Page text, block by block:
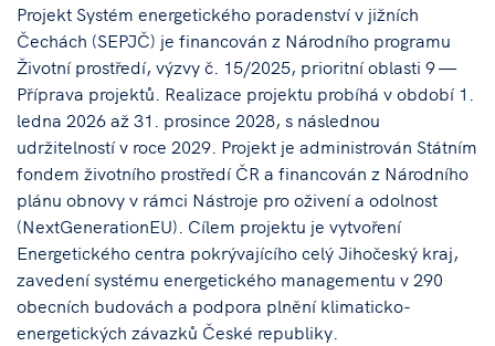
Projekt Systém energetického poradenství v jižních
Čechách (SEPJČ) je financován z Národního programu
Životní prostředí, výzvy č. 15/2025, prioritní oblasti 9 —
Příprava projektů. Realizace projektu probíhá v období 1.
ledna 2026 až 31. prosince 2028, s následnou
udržitelností v roce 2029. Projekt je administrován Státním
fondem životního prostředí ČR a financován z Národního
plánu obnovy v rámci Nástroje pro oživení a odolnost
(NextGenerationEU). Cílem projektu je vytvoření
Energetického centra pokrývajícího celý Jihočeský kraj,
zavedení systému energetického managementu v 290
obecních budovách a podpora plnění klimaticko-
energetických závazků České republiky.